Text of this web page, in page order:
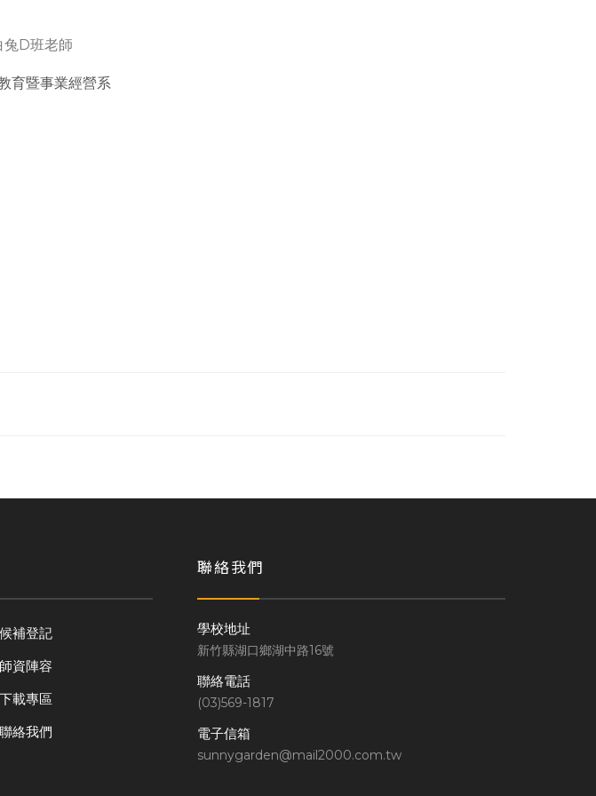
兔D班老師
育暨事業經營系
候補登記
師資陣容
下載專區
聯絡我們
聯絡我們
學校地址
新竹縣湖口鄉湖中路16號
聯絡電話
(03)569-1817
電子信箱
sunnygarden@mail2000.com.tw